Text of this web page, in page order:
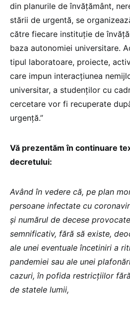
din planurile de învățământ,
stării de urgentă, se
către fiecare instituție de
baza autonomiei universitare.
tipul laboratoare, proiecte,
care impun interacțiunea
universitar, a studenților cu
cercetare vor fi recuperate
urgență.”
Vă prezentăm în continuare
decretului:
Având în vedere că, pe plan
persoane infectate cu
și numărul de decese
semnificativ, fără să existe,
ale unei eventuale încetiniri a
pandemiei sau ale unei
cazuri, în pofida restricțiilor
de statele lumii,